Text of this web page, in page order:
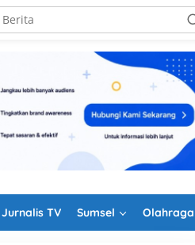
Jurnalis TV Sumsel Olahraga